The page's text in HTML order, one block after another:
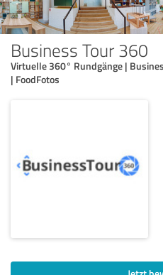
Business Tour 360
Virtuelle 360° Rundgänge |
| FoodFotos